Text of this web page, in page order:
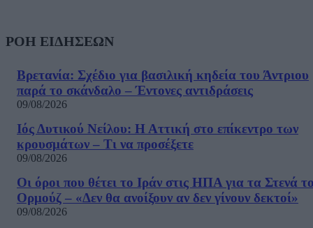
ΡΟΗ ΕΙΔΗΣΕΩΝ
Βρετανία: Σχέδιο για βασιλική κηδεία του Άντριου
παρά το σκάνδαλο – Έντονες αντιδράσεις
09/08/2026
Ιός Δυτικού Νείλου: Η Αττική στο επίκεντρο των
κρουσμάτων – Τι να προσέξετε
09/08/2026
Οι όροι που θέτει το Ιράν στις ΗΠΑ για τα Στενά
Ορμούζ – «Δεν θα ανοίξουν αν δεν γίνουν δεκτοί»
09/08/2026